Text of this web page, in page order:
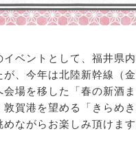
ベントとして、福井県
、今年は北陸新幹線（
場を移した「春の新酒
賀港を望める「きらめ
ながらお楽しみ頂けま